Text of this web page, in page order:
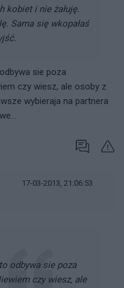
kobiet i nie żałuję.
Sama się wkopałaś
sie poza
czy wiesz, ale osoby z
wybieraja na partnera
17-03-2013, 21:06:53
odbywa sie poza
czy wiesz, ale